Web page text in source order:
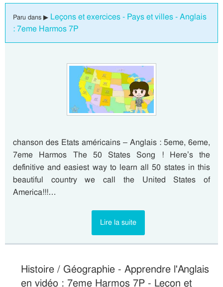
Paru dans ▶ Leçons et exercices - Pays et villes - Anglais
: 7eme Harmos 7P
chanson des Etats américains – Anglais : 5eme, 6eme,
7eme Harmos The 50 States Song ! Here’s the
definitive and easiest way to learn all 50 states in this
beautiful country we call the United States of
America!!!…
Lire la suite
Histoire / Géographie - Apprendre l'Anglais
en vidéo : 7eme Harmos 7P - Leçon et